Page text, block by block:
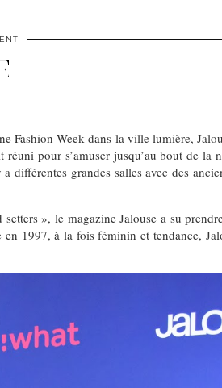
Fashion Week dans la ville lumière,
pour s’amuser jusqu’au bout de la
grandes salles avec des
», le magazine Jalouse a su
1997, à la fois féminin et tendance,